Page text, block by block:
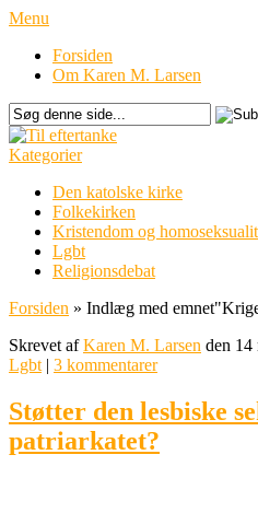
Menu
Forsiden
Om Karen M. Larsen
Kategorier
Den katolske kirke
Folkekirken
Kristendom og
Lgbt
Religionsdebat
Forsiden » Indlæg med emnet"
Skrevet afKaren M. Larsen den 14
Lgbt | 3 kommentarer
Støtter den lesbiske
patriarkatet?